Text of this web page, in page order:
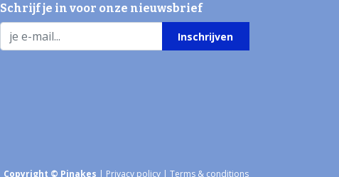
Schrijf je in voor onze nieuwsbrief
Inschrijven
Copyright © Pinakes | Privacy policy | Terms & conditions